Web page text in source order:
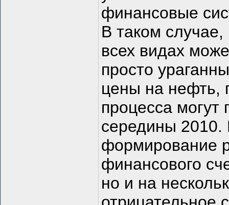
финансовые
В таком случае,
всех видах
просто
цены на нефть,
процесса
середины 2010.
формирование
финансового
но и на